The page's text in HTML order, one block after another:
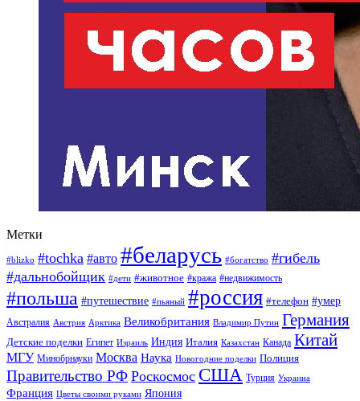
Метки
#blizko #tochka #авто #беларусь #богатство #гибель
#дальнобойщик #дети #животное #кража #недвижимость
#польша #путешествие #пьяный #россия #телефон #умер
Австралия Австрия Арктика Великобритания Владимир Путин Германия
Детские поделки Египет Израиль Индия Италия Казахстан Канада Китай
МГУ Минобрнауки Москва Наука Новогодние поделки Полиция
Правительство РФ Роскосмос США Турция Украина
Франция Цветы своими руками Япония